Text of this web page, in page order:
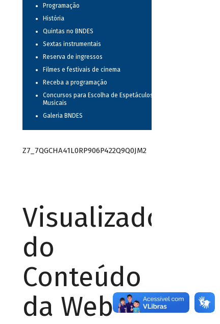
Programação
História
Quintas no BNDES
Sextas instrumentais
Reserva de ingressos
Filmes e festivais de cinema
Receba a programação
Concursos para Escolha de Espetáculos
Musicais
Galeria BNDES
Z7_7QGCHA41L0RP906P422Q9Q0JM2
Visualizador
do
Conteúdo
da Web